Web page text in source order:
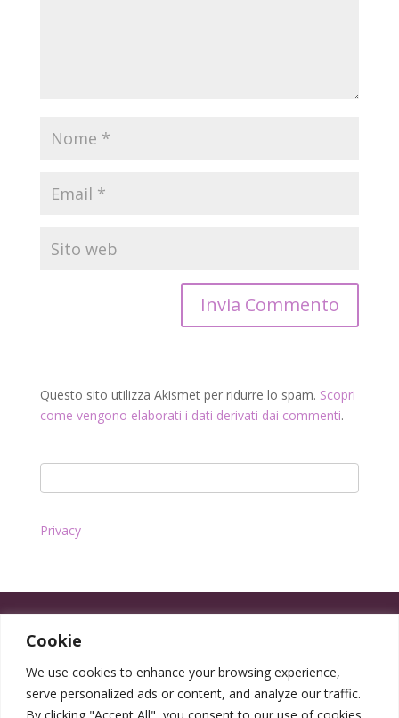
Cookie
We use cookies to enhance your browsing experience,
serve personalized ads or content, and analyze our traffic.
By clicking "Accept All", you consent to our use of cookies.
Questo sito utilizza Akismet per ridurre lo spam. Scopri
come vengono elaborati i dati derivati dai commenti.
Privacy